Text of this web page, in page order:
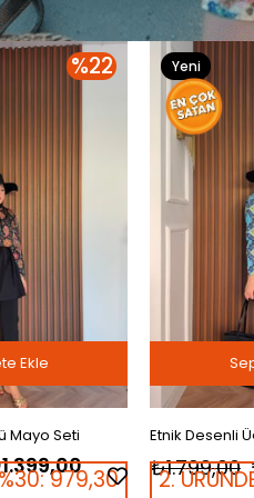
Mayo Seti Mavi
Ekle
%22
979,30
Etnik Desenli
₺1.799,00
Yeni
Ürün
2.